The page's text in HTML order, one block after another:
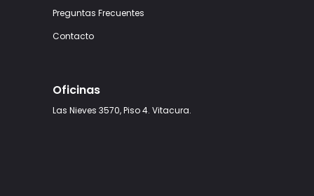
Preguntas Frecuentes
Contacto
Oficinas
Las Nieves 3570, Piso 4. Vitacura.